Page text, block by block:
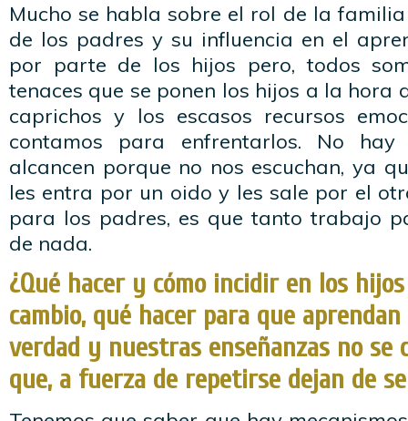
Mucho se habla sobre el rol de la
de los padres y su influencia en el
por parte de los hijos pero, todos
tenaces que se ponen los hijos a la hora
caprichos y los escasos recursos
contamos para enfrentarlos. No hay
alcancen porque no nos escuchan, ya
les entra por un oido y les sale por el
para los padres, es que tanto trabajo
de nada.
¿Qué hacer y cómo incidir en los
cambio, qué hacer para que
verdad y nuestras enseñanzas no se
que, a fuerza de repetirse dejan de